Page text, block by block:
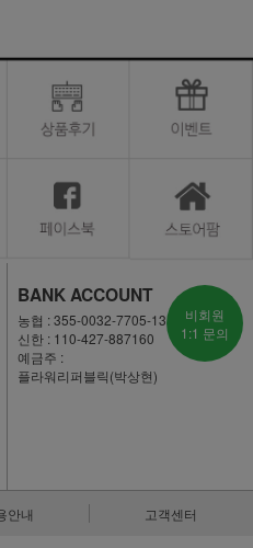
BANK ACCOUNT
농협 : 355-0032-7705-13
신한 : 110-427-887160
예금주 :
플라워리퍼블릭(박상현)
비회원
1:1 문의
안내 고객센터